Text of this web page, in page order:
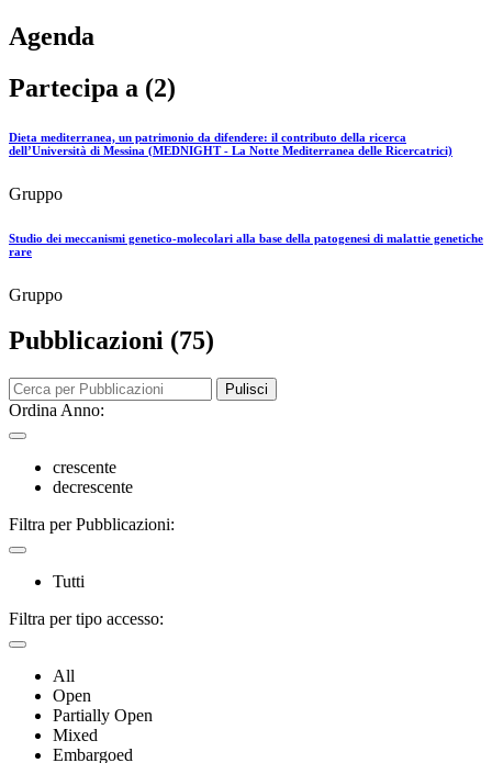
Agenda
Partecipa a (2)
Dieta mediterranea, un patrimonio da difendere: il contributo della ricerca
dell’Università di Messina (MEDNIGHT - La Notte Mediterranea delle Ricercatrici)
Gruppo
Studio dei meccanismi genetico-molecolari alla base della patogenesi di malattie genetiche
rare
Gruppo
Pubblicazioni (75)
Pulisci
Ordina Anno:
crescente
decrescente
Filtra per Pubblicazioni:
Tutti
Filtra per tipo accesso:
All
Open
Partially Open
Mixed
Embargoed